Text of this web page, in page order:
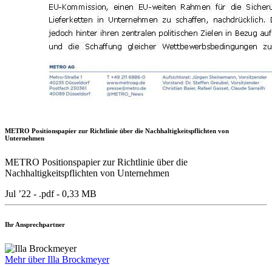
METRO Positionspapier zur Richtlinie über die Nachhaltigkeitspflichten von
Unternehmen
METRO Positionspapier zur Richtlinie über die
Nachhaltigkeitspflichten von Unternehmen
Jul ’22 - .pdf - 0,33 MB
Ihr Ansprechpartner
Mehr über Illa Brockmeyer